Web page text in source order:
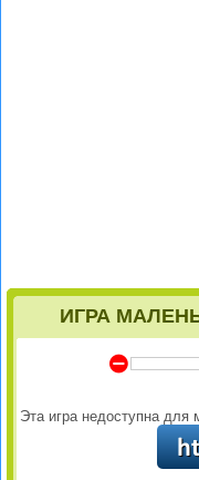
ИГРА
Y
Эта игра недоступна для